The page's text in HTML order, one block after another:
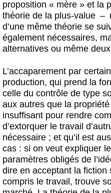
proposition « mère » et la
théorie de la plus-value –
d’une même théorie se
également nécessaires,
alternatives ou même
L’accaparement par
production, qui prend la
celle du contrôle de type
aux autres que la
insuffisant pour rendre
d’extorquer le travail
nécessaire ; et qu’il est
cas : si on veut expliquer
paramètres obligés de
dire en acceptant la
compris le travail, trouve